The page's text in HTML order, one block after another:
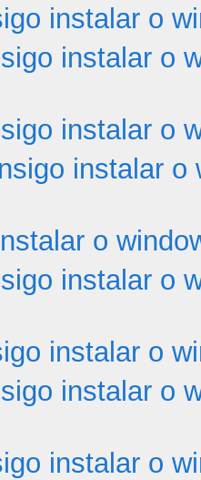
instalar o
instalar o
instalar o
instalar o
o
instalar o
instalar o
instalar o
instalar o